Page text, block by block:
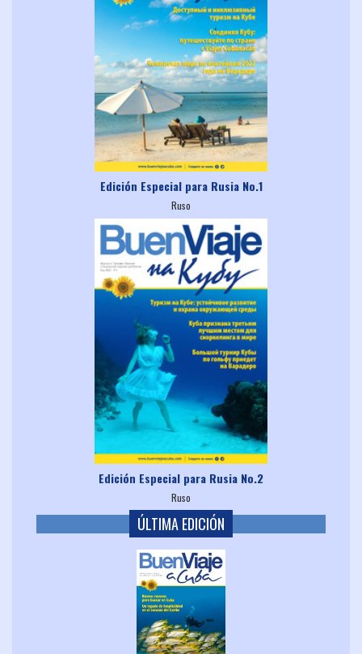
Edición Especial para Rusia No.1
Ruso
Edición Especial para Rusia No.2
Ruso
ÚLTIMA EDICIÓN